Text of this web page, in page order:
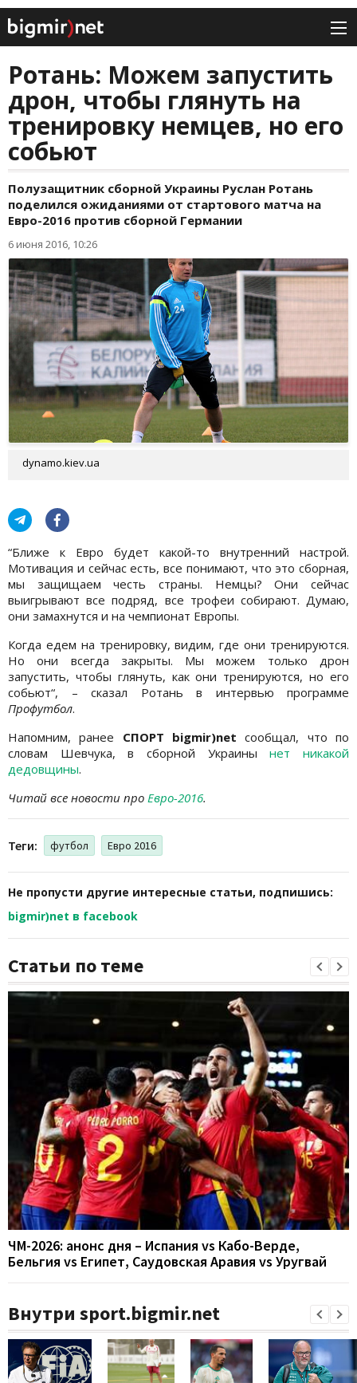
Ротань: Можем запустить
дрон, чтобы глянуть на
тренировку немцев, но его
собьют
Полузащитник сборной Украины Руслан Ротань
поделился ожиданиями от стартового матча на
Евро-2016 против сборной Германии
6 июня 2016, 10:26
dynamo.kiev.ua
“Ближе к Евро будет какой-то внутренний настрой.
Мотивация и сейчас есть, все понимают, что это сборная,
мы защищаем честь страны. Немцы? Они сейчас
выигрывают все подряд, все трофеи собирают. Думаю,
они замахнутся и на чемпионат Европы.
Когда едем на тренировку, видим, где они тренируются.
Но они всегда закрыты. Мы можем только дрон
запустить, чтобы глянуть, как они тренируются, но его
собьют“, – сказал Ротань в интервью программе
Профутбол.
Напомним, ранее СПОРТ bigmir)net сообщал, что по
словам Шевчука, в сборной Украинынет никакой
дедовщины.
Читай все новости про Евро-2016.
Теги: футбол Евро 2016
Не пропусти другие интересные статьи, подпишись:
bigmir)net в facebook
Статьи по теме
ЧМ-2026: анонс дня – Испания vs Кабо-Верде,
Бельгия vs Египет, Саудовская Аравия vs Уругвай
Внутри sport.bigmir.net